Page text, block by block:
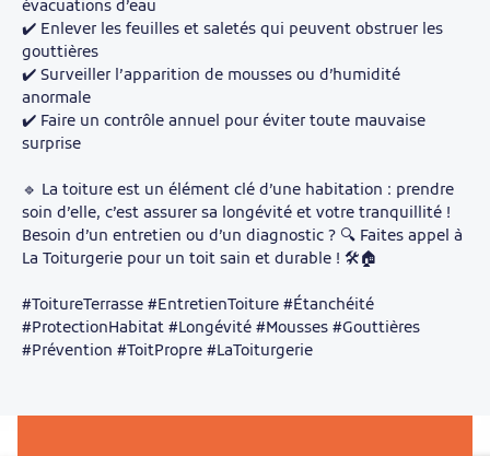
évacuations d’eau
✔️ Enlever les feuilles et saletés qui peuvent obstruer les
gouttières
✔️ Surveiller l’apparition de mousses ou d’humidité
anormale
✔️ Faire un contrôle annuel pour éviter toute mauvaise
surprise
🔹 La toiture est un élément clé d’une habitation : prendre
soin d’elle, c’est assurer sa longévité et votre tranquillité !
Besoin d’un entretien ou d’un diagnostic ? 🔍 Faites appel à
La Toiturgerie pour un toit sain et durable ! 🛠️🏠
#ToitureTerrasse #EntretienToiture #Étanchéité
#ProtectionHabitat #Longévité #Mousses #Gouttières
#Prévention #ToitPropre #LaToiturgerie